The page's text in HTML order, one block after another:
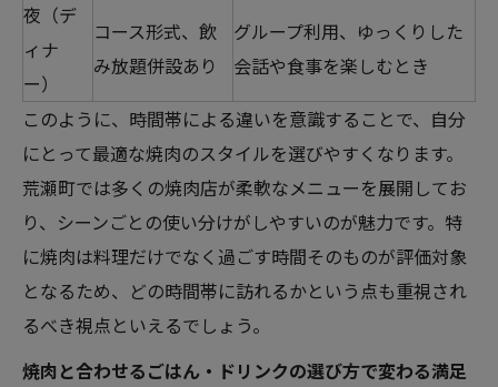
夜（デ
ィナ
ー）
コース形式、飲
み放題併設あり
グループ利用、ゆっくりした
会話や食事を楽しむとき
このように、時間帯による違いを意識することで、自分
にとって最適な焼肉のスタイルを選びやすくなります。
荒瀬町では多くの焼肉店が柔軟なメニューを展開してお
り、シーンごとの使い分けがしやすいのが魅力です。特
に焼肉は料理だけでなく過ごす時間そのものが評価対象
となるため、どの時間帯に訪れるかという点も重視され
るべき視点といえるでしょう。
焼肉と合わせるごはん・ドリンクの選び方で変わる満足